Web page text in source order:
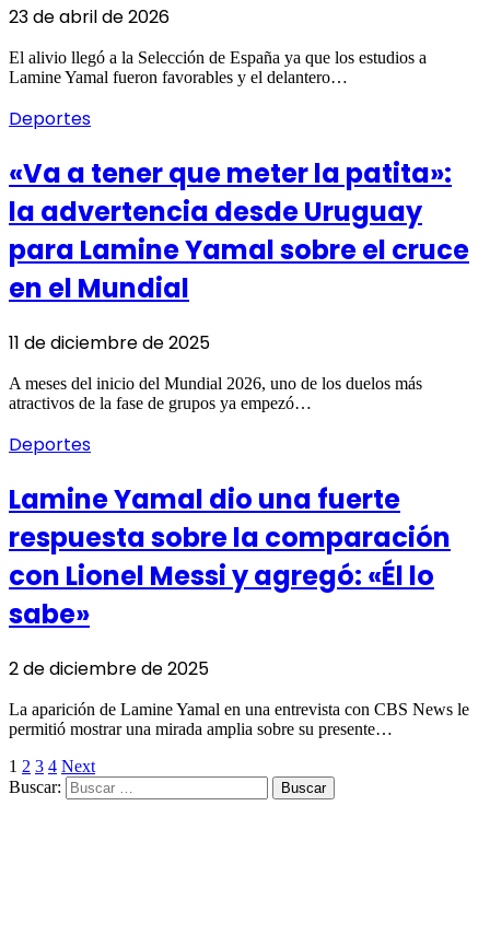
23 de abril de 2026
El alivio llegó a la Selección de España ya que los estudios a
Lamine Yamal fueron favorables y el delantero…
Deportes
«Va a tener que meter la patita»:
la advertencia desde Uruguay
para Lamine Yamal sobre el cruce
en el Mundial
11 de diciembre de 2025
A meses del inicio del Mundial 2026, uno de los duelos más
atractivos de la fase de grupos ya empezó…
Deportes
Lamine Yamal dio una fuerte
respuesta sobre la comparación
con Lionel Messi y agregó: «Él lo
sabe»
2 de diciembre de 2025
La aparición de Lamine Yamal en una entrevista con CBS News le
permitió mostrar una mirada amplia sobre su presente…
1 2 3 4 Next
Buscar: